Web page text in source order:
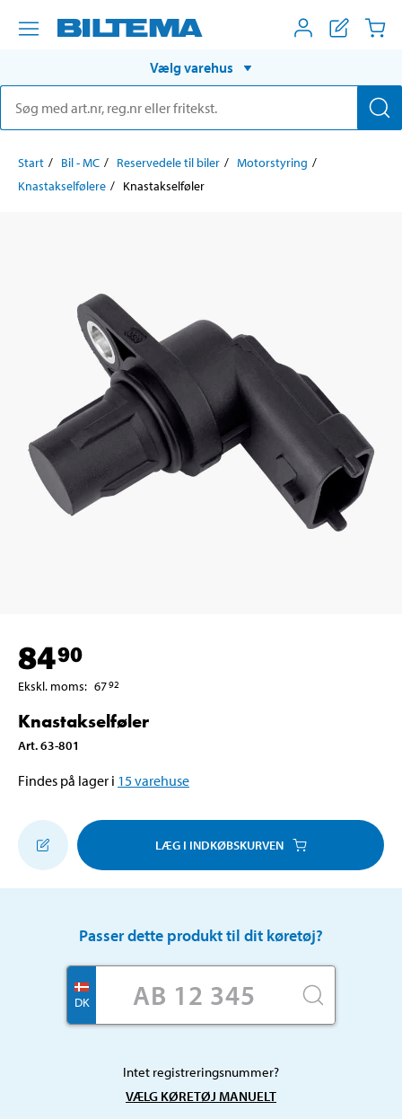
Vælg varehus
Start Bil - MC Reservedele til biler
Motorstyring
Knastakselfølere
Knastakselføler
8490
Ekskl. moms: 6792
Knastakselføler
Art.63-801
Findes på lager i 15varehuse
LÆG I INDKØBSKURVEN
Passer dette produkt til dit køretøj?
DK
Intet registreringsnummer?
VÆLG KØRETØJ MANUELT